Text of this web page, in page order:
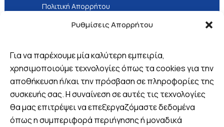
Ρυθμίσεις Απορρήτου
Για να παρέχουμε μία καλύτερη εμπειρία,
χρησιμοποιούμε τεχνολογίες όπως τα cookies για την
αποθήκευση ή/και την πρόσβαση σε πληροφορίες της
συσκευής σας. Η συναίνεση σε αυτές τις τεχνολογίες
θα μας επιτρέψει να επεξεργαζόμαστε δεδομένα
όπως η συμπεριφορά περιήγησης ή μοναδικά
Πολιτική Απορρήτου
Τρόποι Πληρωμής
Βρείτε μας
Πλ. 25ης Μαρτίου 8, Λουτράκι,
Ελλάδα